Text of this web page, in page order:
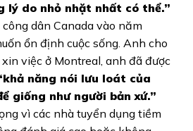
lý do nhỏ nhặt nhất có thể.”
dân Canada vào năm
ổn định cuộc sống. Anh cho
việc ở Montreal, anh đã được
năng nói lưu loát của
giống như người bản xứ.”
vì các nhà tuyển dụng tiềm